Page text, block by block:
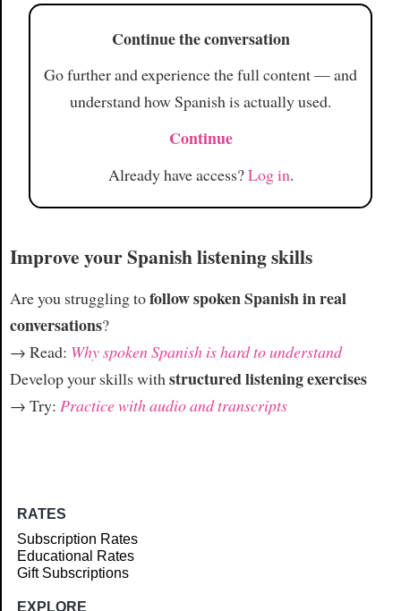
Continue the conversation
Go further and experience the full content — and
understand how Spanish is actually used.
Continue
Already have access?Log in.
Improve your Spanish listening skills
Are you struggling tofollow spoken Spanish in real
conversations?
→ Read: Why spoken Spanish is hard to understand
Develop your skills withstructured listening exercises
→ Try: Practice with audio and transcripts
RATES
Subscription Rates
Educational Rates
Gift Subscriptions
EXPLORE